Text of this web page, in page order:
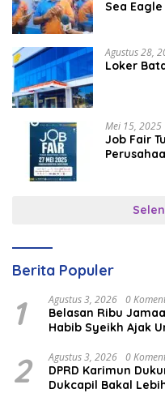
Sea
Agustus 28,
Loker
Mei 15, 2025
Job Fair
Berita Populer
1 Agustus 3, 2026 0
Belasan Ribu
Habib Syeikh Ajak
2 Agustus 3, 2026 0
DPRD Karimun
Dukcapil Bakal